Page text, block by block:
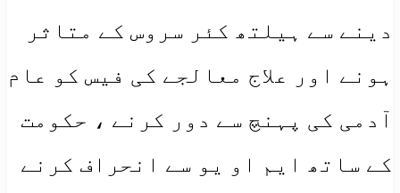
دینے سے ہیلتھ کئر سروس کے متاثر
ہونے اور علاج معالجے کی فیس کو عام
آدمی کی پہنچ سے دور کرنے ، حکومت
کے ساتھ ایم او یو سے انحراف کرنے